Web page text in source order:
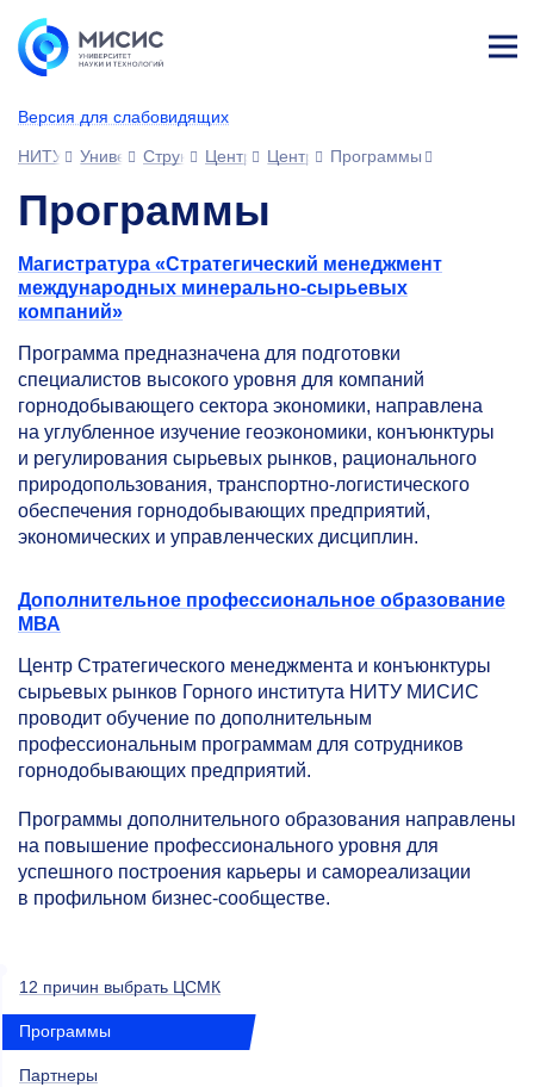
Версия для слабовидящих
НИТУ МИСИСУниверситетСтруктура университета
Центры Центр стратегического
Программы
Программы
Магистратура «Стратегический менеджмент
международных минерально-сырьевых
компаний»
Программа предназначена для подготовки
специалистов высокого уровня для компаний
горнодобывающего сектора экономики, направлена
на углубленное изучение геоэкономики, конъюнктуры
и регулирования сырьевых рынков, рационального
природопользования, транспортно-логистического
обеспечения горнодобывающих предприятий,
экономических и управленческих дисциплин.
Дополнительное профессиональное образование
МВА
Центр Стратегического менеджмента и конъюнктуры
сырьевых рынков Горного института НИТУ МИСИС
проводит обучение по дополнительным
профессиональным программам для сотрудников
горнодобывающих предприятий.
Программы дополнительного образования направлены
на повышение профессионального уровня для
успешного построения карьеры и самореализации
в профильном бизнес-сообществе.
12 причин выбрать ЦСМК
Программы
Партнеры